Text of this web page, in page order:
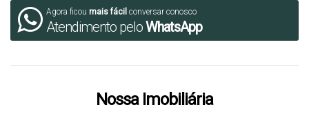
Agora ficou mais fácil conversar conosco
Atendimento peloWhatsApp
Nossa Imobiliária